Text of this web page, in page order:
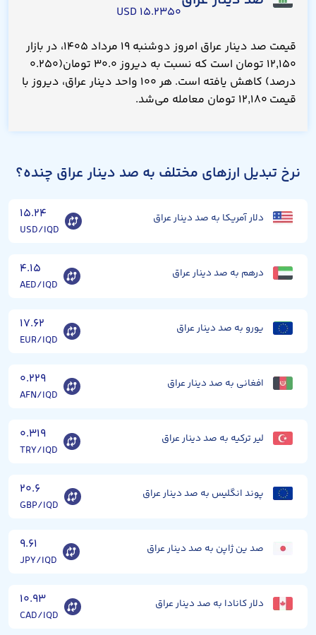
۱۵.۲۳۵۰ USD
قیمت صد دینار عراق امروز دوشنبه ۱۹ مرداد ۱۴۰۵، در بازار
۱۲,۱۵۰ تومان است که نسبت به دیروز ۳۰.۰ تومان(۰.۲۵۰
درصد) کاهش یافته است. هر ۱۰۰ واحد دینار عراق، دیروز با
قیمت ۱۲,۱۸۰ تومان معامله می‌شد.
نرخ تبدیل ارزهای مختلف به صد دینار عراق چنده؟
دلار آمریکا به صد دینار عراق ۱۵.۲۴
USD/IQD
درهم به صد دینار عراق ۴.۱۵
AED/IQD
یورو به صد دینار عراق ۱۷.۶۲
EUR/IQD
افغانی به صد دینار عراق ۰.۲۲۹
AFN/IQD
لیر ترکیه به صد دینار عراق ۰.۳۱۹
TRY/IQD
پوند انگلیس به صد دینار عراق ۲۰.۶
GBP/IQD
صد ین ژاپن به صد دینار عراق ۹.۶۱
JPY/IQD
دلار کانادا به صد دینار عراق ۱۰.۹۳
CAD/IQD